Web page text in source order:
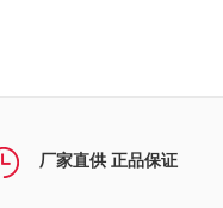
厂家直供 正品保证